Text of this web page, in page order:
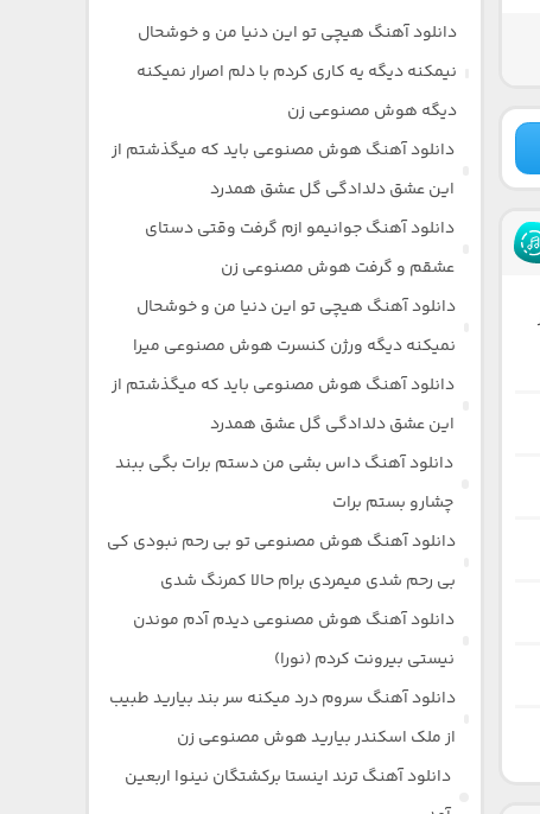
دانلود آهنگ هیچی تو این دنیا من و خوشحال
نیمکنه دیگه یه کاری کردم با دلم اصرار نمیکنه
دیگه هوش مصنوعی زن
دانلود آهنگ هوش مصنوعی باید که میگذشتم از
این عشق دلدادگی گل عشق همدرد
دانلود آهنگ جوانیمو ازم گرفت وقتی دستای
عشقم و گرفت هوش مصنوعی زن
دانلود آهنگ هیچی تو این دنیا من و خوشحال
نمیکنه دیگه ورژن کنسرت هوش مصنوعی میرا
دانلود آهنگ هوش مصنوعی باید که میگذشتم از
این عشق دلدادگی گل عشق همدرد
دانلود آهنگ داس بشی من دستم برات بگی ببند
چشارو بستم برات
دانلود آهنگ هوش مصنوعی تو بی رحم نبودی کی
بی رحم شدی میمردی برام حالا کمرنگ شدی
دانلود آهنگ هوش مصنوعی دیدم آدم موندن
نیستی بیرونت کردم (نورا)
دانلود آهنگ سروم درد میکنه سر بند بیارید طبیب
از ملک اسکندر بیارید هوش مصنوعی زن
دانلود آهنگ ترند اینستا برکشتگان نینوا اربعین